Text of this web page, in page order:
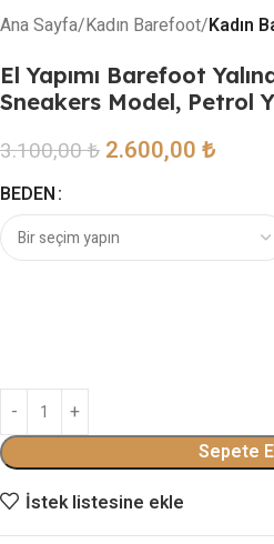
Ana Sayfa Kadın Barefoot Kadın
El Yapımı Barefoot
Sneakers Model, Petrol
3.100,00₺ 2.600,00₺
BEDEN
Sepete
İstek listesine ekle